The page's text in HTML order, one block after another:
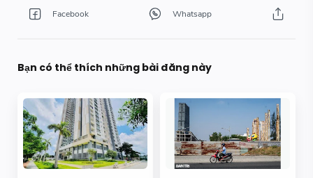
Bạn có thể thích những bài đăng này